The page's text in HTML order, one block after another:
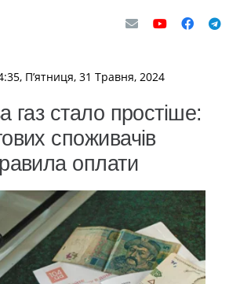
П’ятниця, 31 Травня, 2024
газ стало простіше:
споживачів
оплати